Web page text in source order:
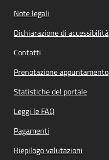
Note legali
Dichiarazione di accessibilità
Contatti
Prenotazione appuntamento
Statistiche del portale
Leggi le FAQ
Pagamenti
Riepilogo valutazioni